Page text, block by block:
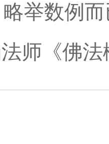
举数例
师《佛